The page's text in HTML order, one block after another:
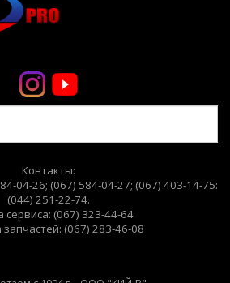
Контакты:
04-26; (067) 584-04-27; (067) 403-14-75:
(044) 251-22-74.
сервиса: (067) 323-44-64
(067) 283-46-08